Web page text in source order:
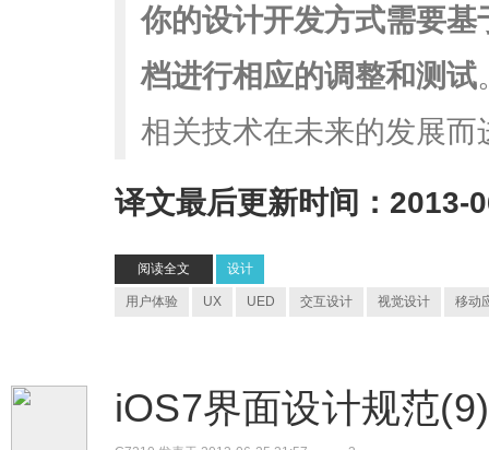
你的设计开发方式需要
档进行相应的调整和测试
相关技术在未来的发展而
译文最后更新时间：2013-
阅读全文 设计
用户体验 UX UED 交互设计 视觉设计 移动
iOS7界面设计规范